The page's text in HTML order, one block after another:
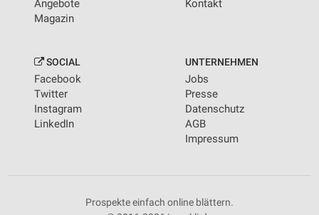
Angebote
Magazin
Kontakt
SOCIAL
Facebook
Twitter
Instagram
LinkedIn
UNTERNEHMEN
Jobs
Presse
Datenschutz
AGB
Impressum
Prospekte einfach online blättern.